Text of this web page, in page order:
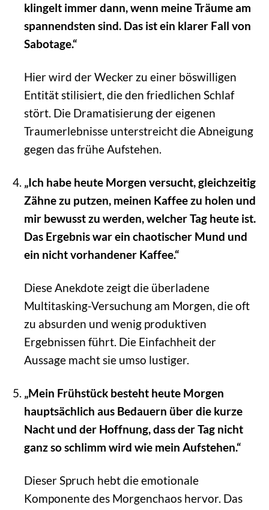
klingelt immer dann, wenn meine Träume am
spannendsten sind. Das ist ein klarer Fall von
Sabotage.“
Hier wird der Wecker zu einer böswilligen
Entität stilisiert, die den friedlichen Schlaf
stört. Die Dramatisierung der eigenen
Traumerlebnisse unterstreicht die Abneigung
gegen das frühe Aufstehen.
„Ich habe heute Morgen versucht, gleichzeitig
Zähne zu putzen, meinen Kaffee zu holen und
mir bewusst zu werden, welcher Tag heute ist.
Das Ergebnis war ein chaotischer Mund und
ein nicht vorhandener Kaffee.“
Diese Anekdote zeigt die überladene
Multitasking-Versuchung am Morgen, die oft
zu absurden und wenig produktiven
Ergebnissen führt. Die Einfachheit der
Aussage macht sie umso lustiger.
„Mein Frühstück besteht heute Morgen
hauptsächlich aus Bedauern über die kurze
Nacht und der Hoffnung, dass der Tag nicht
ganz so schlimm wird wie mein Aufstehen.“
Dieser Spruch hebt die emotionale
Komponente des Morgenchaos hervor. Das